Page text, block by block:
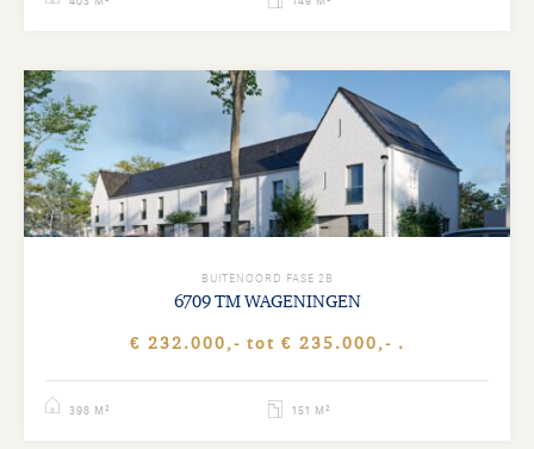
BUITENOORD FASE 2B
6709 TM WAGENINGEN
€ 232.000,- tot € 235.000,- .
398 M² 151 M²